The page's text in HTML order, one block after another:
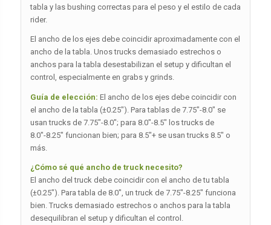
tabla y las bushing correctas para el peso y el estilo de cada
rider.
El ancho de los ejes debe coincidir aproximadamente con el
ancho de la tabla. Unos trucks demasiado estrechos o
anchos para la tabla desestabilizan el setup y dificultan el
control, especialmente en grabs y grinds.
Guía de elección: El ancho de los ejes debe coincidir con
el ancho de la tabla (±0.25″). Para tablas de 7.75″-8.0″ se
usan trucks de 7.75″-8.0″; para 8.0″-8.5″ los trucks de
8.0″-8.25″ funcionan bien; para 8.5″+ se usan trucks 8.5″ o
más.
¿Cómo sé qué ancho de truck necesito?
El ancho del truck debe coincidir con el ancho de tu tabla
(±0.25″). Para tabla de 8.0″, un truck de 7.75″-8.25″ funciona
bien. Trucks demasiado estrechos o anchos para la tabla
desequilibran el setup y dificultan el control.